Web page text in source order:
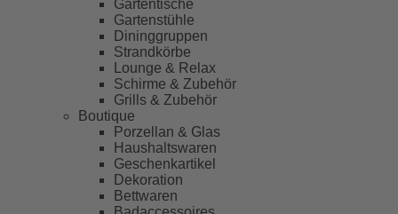
Gartentische
Gartenstühle
Dininggruppen
Strandkörbe
Lounge & Relax
Schirme & Zubehör
Grills & Zubehör
Boutique
Porzellan & Glas
Haushaltswaren
Geschenkartikel
Dekoration
Bettwaren